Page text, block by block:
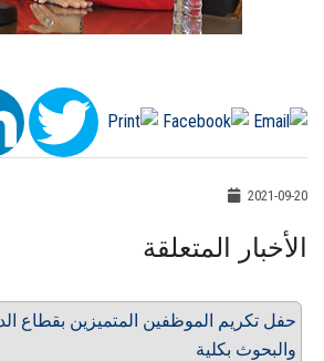
2021-09-20
الأخبار المتعلقة
حفل تكريم الموظفين المتميزين بقطاع
والبحوث بكلية